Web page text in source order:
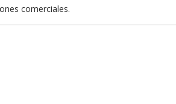
comerciales.